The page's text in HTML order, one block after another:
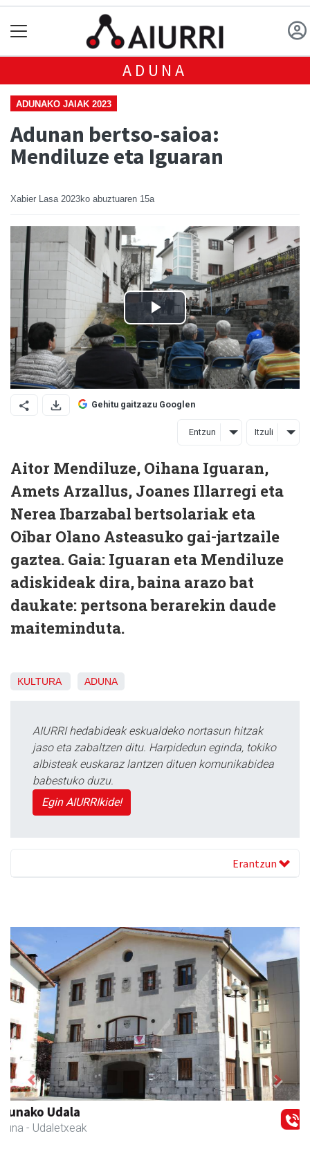
ADUNA
ADUNAKO JAIAK 2023
Adunan bertso-saioa:
Mendiluze eta Iguaran
Xabier Lasa 2023ko abuztuaren 15a
Gehitu gaitzazu Googlen
Entzun Itzuli
Aitor Mendiluze, Oihana Iguaran,
Amets Arzallus, Joanes Illarregi eta
Nerea Ibarzabal bertsolariak eta
Oibar Olano Asteasuko gai-jartzaile
gaztea. Gaia: Iguaran eta Mendiluze
adiskideak dira, baina arazo bat
daukate: pertsona berarekin daude
maiteminduta.
KULTURA ADUNA
AIURRI hedabideak eskualdeko nortasun hitzak
jaso eta zabaltzen ditu. Harpidedun eginda, tokiko
albisteak euskaraz lantzen dituen komunikabidea
babestuko duzu.
Egin AIURRIkide!
Erantzun
Goine esnekiak
Asteasu - Esnekiak
Previous Next